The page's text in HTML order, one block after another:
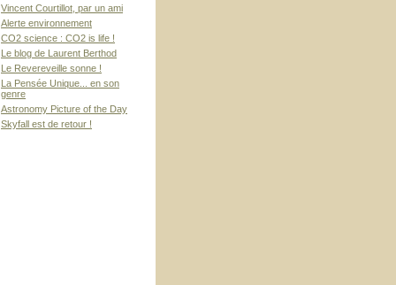
Vincent Courtillot, par un ami
Alerte environnement
CO2 science : CO2 is life !
Le blog de Laurent Berthod
Le Revereveille sonne !
La Pensée Unique... en son
genre
Astronomy Picture of the Day
Skyfall est de retour !